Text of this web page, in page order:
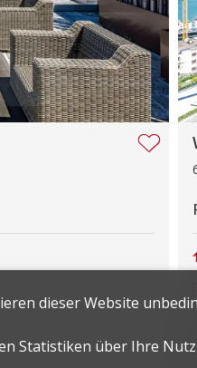
dieser Website
Statistiken über Ihre